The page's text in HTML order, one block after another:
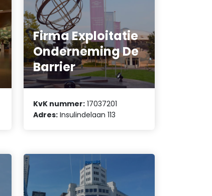
Firma Exploitatie
Onderneming De
Barrier
KvK nummer: 17037201
Adres: Insulindelaan 113